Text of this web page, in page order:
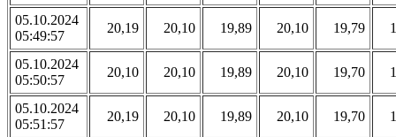
05.10.2024
05:49:57
20,19 20,10 19,89 20,10 19,79
05.10.2024
05:50:57
20,10 20,10 19,89 20,10 19,70
05.10.2024
05:51:57
20,19 20,10 19,89 20,10 19,70